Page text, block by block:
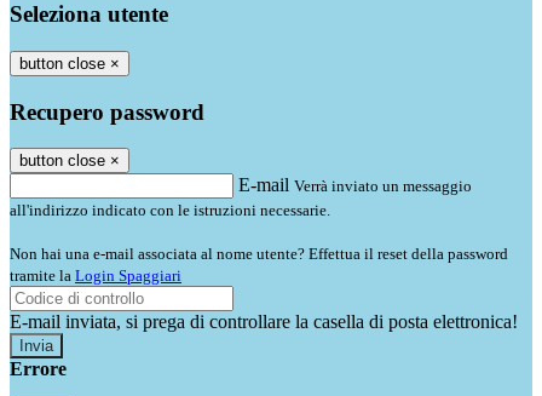
Seleziona utente
button close ×
Recupero password
button close ×
E-mail Verrà inviato un messaggio
all'indirizzo indicato con le istruzioni necessarie.
Non hai una e-mail associata al nome utente? Effettua il reset della password
tramite la Login Spaggiari
E-mail inviata, si prega di controllare la casella di posta elettronica!
Errore